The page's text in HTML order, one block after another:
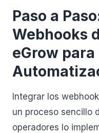
Paso a
Webhooks
eGrow para
Integrar los
un proceso sencillo
operadores lo